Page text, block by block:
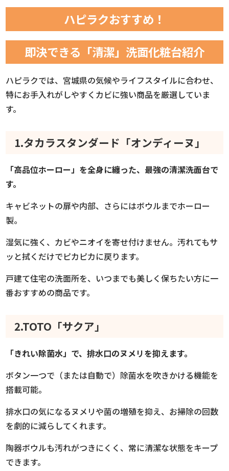
ハピラクおすすめ！
即決できる「清潔」洗面化粧台紹介
ハピラクでは、宮城県の気候やライフスタイルに合わせ、
特にお手入れがしやすくカビに強い商品を厳選していま
す。
1.タカラスタンダード「オンディーヌ」
「高品位ホーロー」を全身に纏った、最強の清潔洗面台で
す。
キャビネットの扉や内部、さらにはボウルまでホーロー
製。
湿気に強く、カビやニオイを寄せ付けません。汚れてもサ
ッと拭くだけでピカピカに戻ります。
戸建て住宅の洗面所を、いつまでも美しく保ちたい方に一
番おすすめの商品です。
2.TOTO「サクア」
「きれい除菌水」で、排水口のヌメリを抑えます。
ボタン一つで（または自動で）除菌水を吹きかける機能を
搭載可能。
排水口の気になるヌメリや菌の増殖を抑え、お掃除の回数
を劇的に減らしてくれます。
陶器ボウルも汚れがつきにくく、常に清潔な状態をキープ
できます。